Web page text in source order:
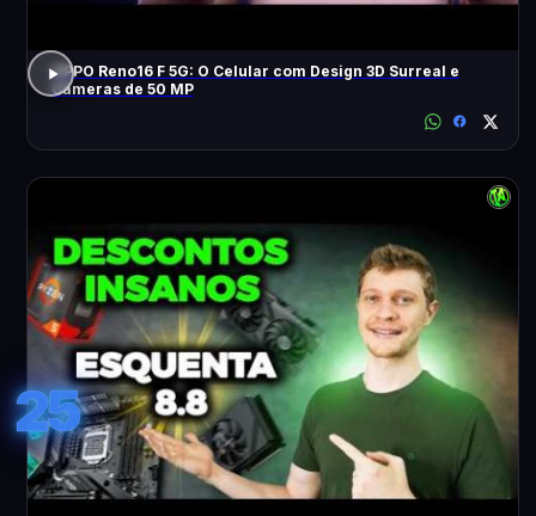
OPPO Reno16 F 5G: O Celular com Design 3D Surreal e
Câmeras de 50 MP
25